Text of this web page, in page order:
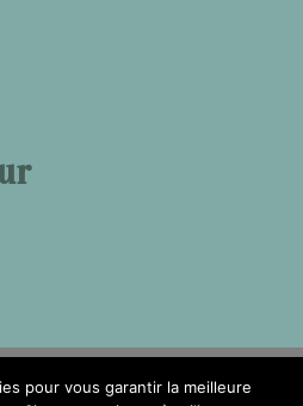
pour vous garantir la meilleure